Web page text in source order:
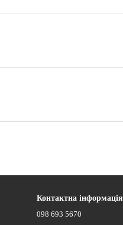
Контактна інформація
098 693 5670